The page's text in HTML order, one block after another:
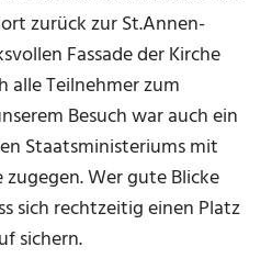
zurück zur St.Annen-
Fassade der Kirche
alle Teilnehmer zum
Besuch war auch ein
Staatsministeriums mit
Wer gute Blicke
sich rechtzeitig einen Platz
sichern.